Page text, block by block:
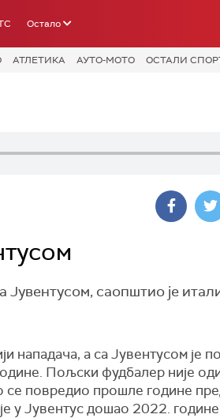
Остало
АТЛЕТИКА АУТО-МОТО ОСТАЛИ
саопштио је
нападача, а са Јувентусом је
Пољски фудбалер није
се повредио прошле године
у Јувентус дошао 2022.